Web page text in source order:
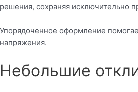
решения, сохраняя исключительно
Упорядоченное оформление
напряжения.
Небольшие